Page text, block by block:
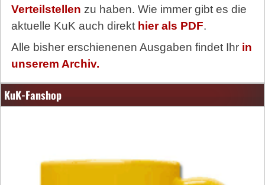
Verteilstellen zu haben. Wie immer gibt es die
aktuelle KuK auch direkt hier als PDF.
Alle bisher erschienenen Ausgaben findet Ihr in
unserem Archiv.
KuK-Fanshop